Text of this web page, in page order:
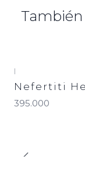
|
Nefertiti
395.000